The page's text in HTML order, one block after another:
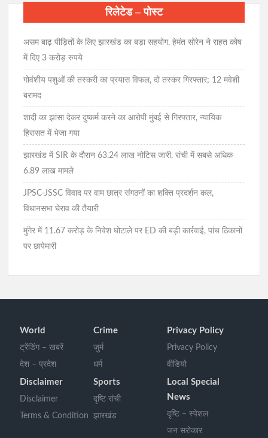
रिलेटेड – पोस्ट
असम बाढ़ पीड़ितों के लिए झारखंड का बड़ा सहयोग, हेमंत सोरेन ने राहत कोष
में दिए 3 करोड़ रुपये
गोवंशीय पशुओं की तस्करी का प्रयास विफल, दो तस्कर गिरफ्तार; 12 मवेशी
बरामद
शादी का झांसा देकर दुष्कर्म करने का आरोपी मुंबई से गिरफ्तार, न्यायिक
हिरासत में भेजा गया
झारखंड में SIR के दौरान 63.24 लाख नोटिस जारी, रांची में सबसे अधिक
6.89 लाख मामले
JPSC-JSSC विवाद पर वाम छात्र संगठनों का शक्ति प्रदर्शन कल,
विधानसभा घेराव की तैयारी
मुंगेर में 11.67 करोड़ के निवेश घोटाले पर ED की बड़ी कार्रवाई, पांच ठिकानों
पर छापेमारी
World
ट्रेंडिंग – खबरें
देश – प्रदेश
Crime
जुर्म
धर्म
Privacy Policy
Privacy Policy
वीडियो
Disclaimer
Disclaimer
Terms & Condition
Sports
दृष्टि रांची
झारखंड
Local Special
News
दृष्टि – स्पेशल
जन सरोकार